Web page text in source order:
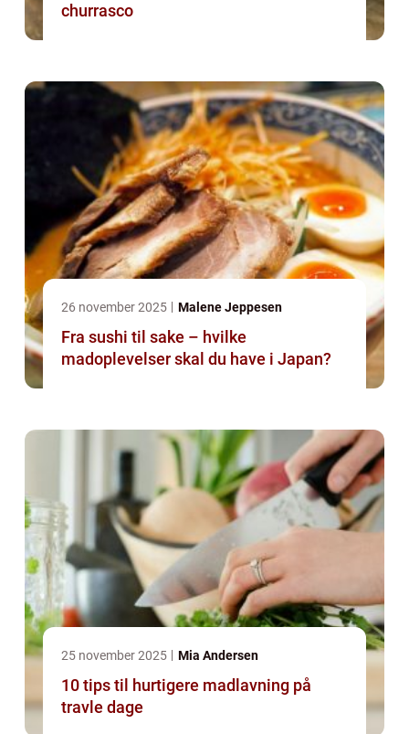
churrasco
26 november 2025 Malene Jeppesen
Fra sushi til sake – hvilke
madoplevelser skal du have i Japan?
25 november 2025 Mia Andersen
10 tips til hurtigere madlavning på
travle dage